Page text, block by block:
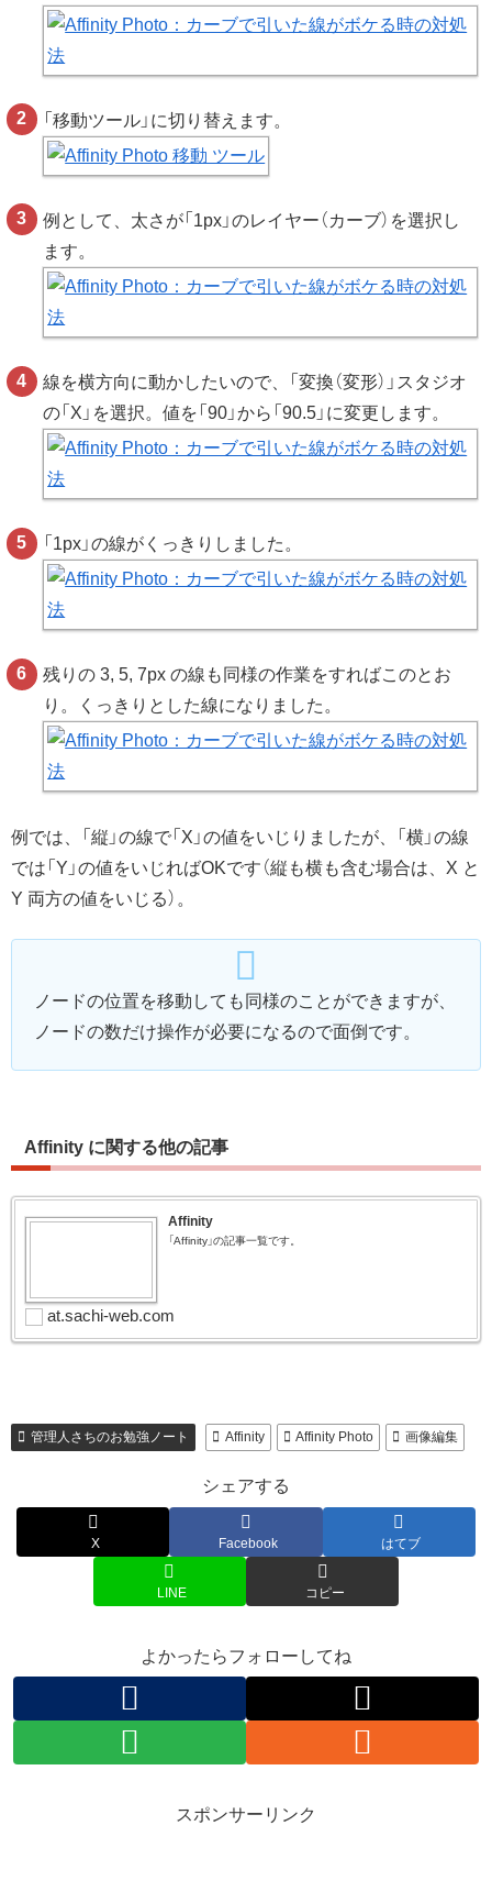
「移動ツール」に切り替えます。
例として、太さが「1px」のレイヤー（カーブ）を選択し
ます。
線を横方向に動かしたいので、「変換（変形）」スタジオ
の「X」を選択。値を「90」から「90.5」に変更します。
「1px」の線がくっきりしました。
残りの 3, 5, 7px の線も同様の作業をすればこのとお
り。くっきりとした線になりました。
例では、「縦」の線で「X」の値をいじりましたが、「横」の線
では「Y」の値をいじればOKです（縦も横も含む場合は、X と
Y 両方の値をいじる）。
ノードの位置を移動しても同様のことができますが、
ノードの数だけ操作が必要になるので面倒です。
Affinity に関する他の記事
Affinity
「Affinity」の記事一覧です。
at.sachi-web.com
管理人さちのお勉強ノート Affinity Affinity Photo 画像編集
シェアする
X Facebook はてブ
LINE コピー
よかったらフォローしてね
スポンサーリンク